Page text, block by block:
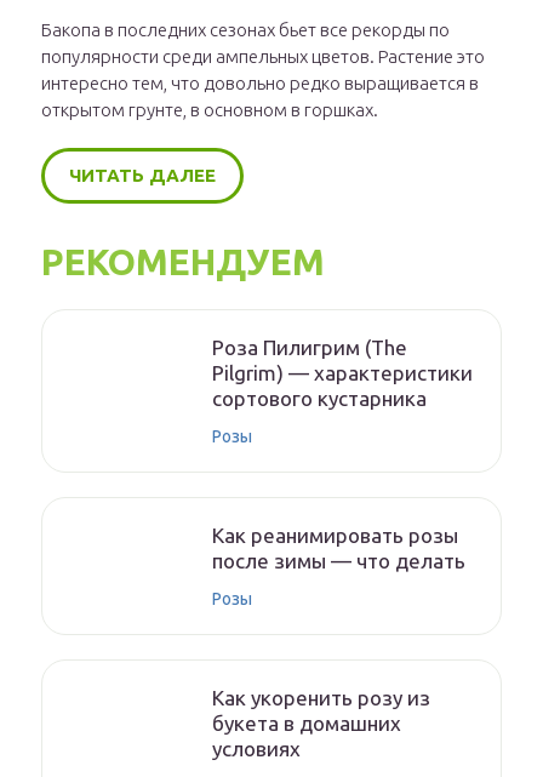
Бакопа в последних сезонах бьет все рекорды по
популярности среди ампельных цветов. Растение это
интересно тем, что довольно редко выращивается в
открытом грунте, в основном в горшках.
ЧИТАТЬ ДАЛЕЕ
РЕКОМЕНДУЕМ
Роза Пилигрим (The
Pilgrim) — характеристики
сортового кустарника
Розы
Как реанимировать розы
после зимы — что делать
Розы
Как укоренить розу из
букета в домашних
условиях